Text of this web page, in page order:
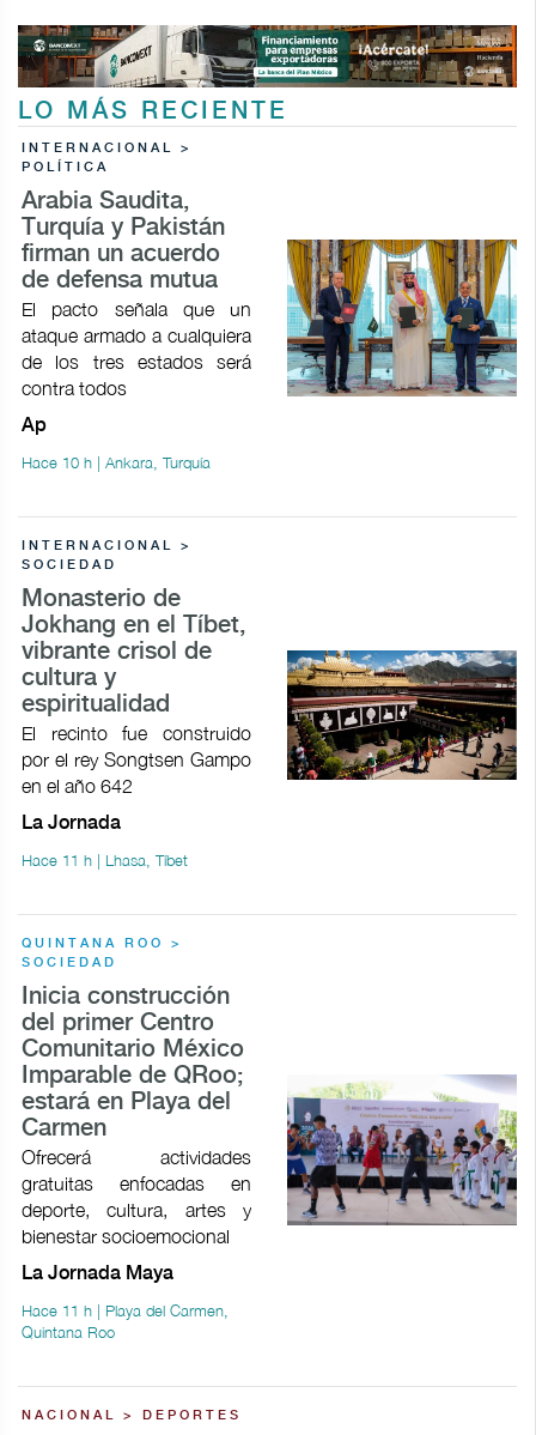
LO MÁS RECIENTE
INTERNACIONAL >
POLÍTICA
Arabia Saudita,
Turquía y Pakistán
firman un acuerdo
de defensa mutua
El pacto señala que un
ataque armado a cualquiera
de los tres estados será
contra todos
Ap
Hace 10 h | Ankara, Turquía
INTERNACIONAL >
SOCIEDAD
Monasterio de
Jokhang en el Tíbet,
vibrante crisol de
cultura y
espiritualidad
El recinto fue construido
por el rey Songtsen Gampo
en el año 642
La Jornada
Hace 11 h | Lhasa, Tíbet
QUINTANA ROO >
SOCIEDAD
Inicia construcción
del primer Centro
Comunitario México
Imparable de QRoo;
estará en Playa del
Carmen
Ofrecerá actividades
gratuitas enfocadas en
deporte, cultura, artes y
bienestar socioemocional
La Jornada Maya
Hace 11 h | Playa del Carmen,
Quintana Roo
NACIONAL > DEPORTES